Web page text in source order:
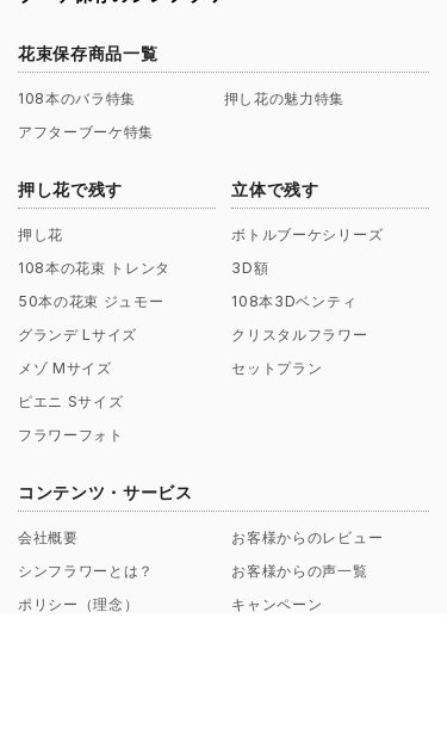
花束保存商品一覧
108本のバラ特集
押し花の魅力特集
アフターブーケ特集
押し花で残す
押し花
108本の花束 トレンタ
50本の花束 ジュモー
グランデ Lサイズ
メゾ Mサイズ
ピエニ Sサイズ
フラワーフォト
立体で残す
ボトルブーケシリーズ
3D額
108本3Dベンティ
クリスタルフラワー
セットプラン
コンテンツ・サービス
会社概要
シンフラワーとは？
ポリシー（理念）
お客様からのレビュー
お客様からの声一覧
キャンペーン